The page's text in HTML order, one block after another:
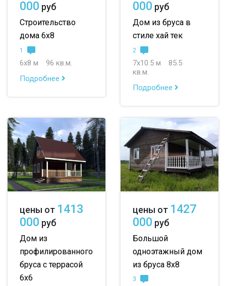
000 руб
Строительство
дома 6х8
1
6х8 м
96 кв.м.
Подробнее
000 руб
Дом из бруса в
стиле хай тек
2
7х10.5 м
85.5
кв.м.
Подробнее
цены от 1413
000 руб
Дом из
профилированного
бруса с террасой
6х6
цены от 1427
000 руб
Большой
одноэтажный дом
из бруса 8х8
3